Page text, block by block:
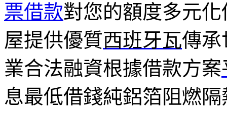
票借款對您的額度多元
屋提供優質西班牙瓦傳承
業合法融資根據借款方案
息最低借錢純鋁箔阻燃